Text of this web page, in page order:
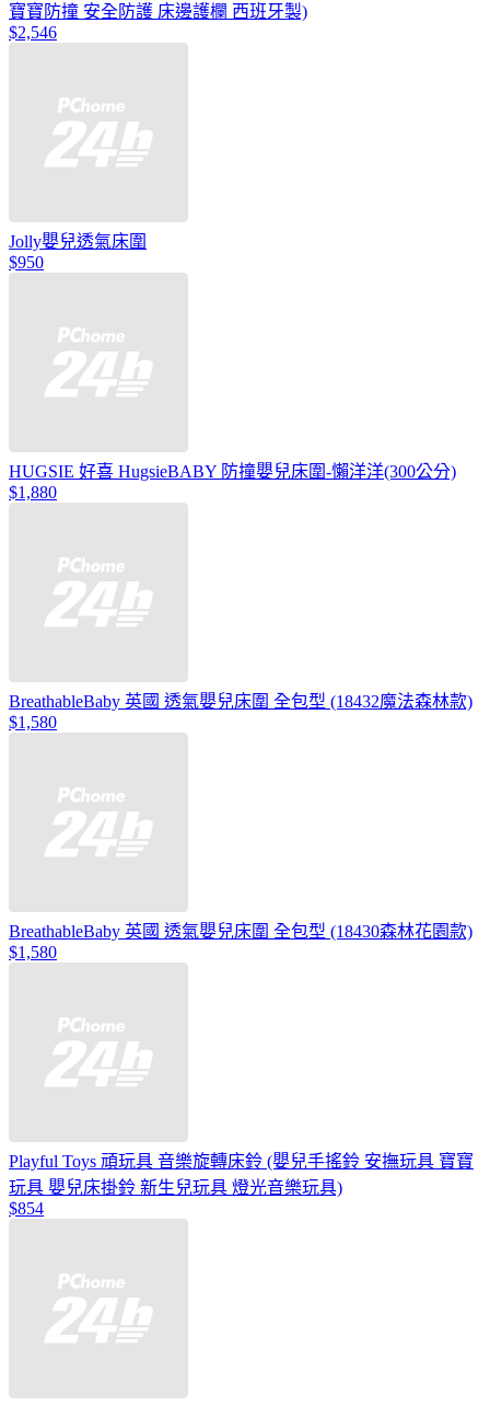
寶寶防撞 安全防護 床邊護欄 西班牙製)
$2,546
Jolly嬰兒透氣床圍
$950
HUGSIE 好喜 HugsieBABY 防撞嬰兒床圍-懶洋洋(300公分)
$1,880
BreathableBaby 英國 透氣嬰兒床圍 全包型 (18432魔法森林款)
$1,580
BreathableBaby 英國 透氣嬰兒床圍 全包型 (18430森林花園款)
$1,580
Playful Toys 頑玩具 音樂旋轉床鈴 (嬰兒手搖鈴 安撫玩具 寶寶
玩具 嬰兒床掛鈴 新生兒玩具 燈光音樂玩具)
$854